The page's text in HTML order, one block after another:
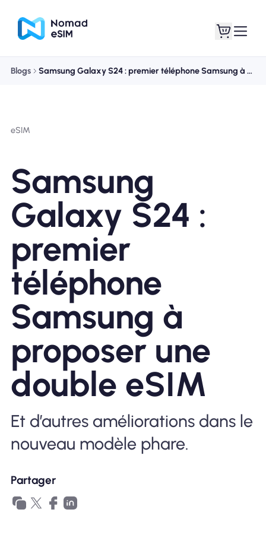
Forfaits
À propos de l'eSIM
Pourquoi Nomad eSIM
Utiliser une eSIM
Pour le business
Blogs Samsung Galaxy S24 : premier téléphone Samsung à proposer une double eSIM
eSIM
Samsung
Galaxy S24 :
premier
téléphone
Samsung à
proposer une
double eSIM
Et d’autres améliorations dans le
nouveau modèle phare.
Partager